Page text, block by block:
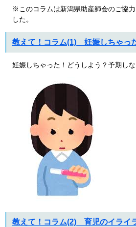
※このコラムは新潟県助産師会のご協
した。
教えて！コラム(1) 妊娠しちゃっ
妊娠しちゃった！どうしよう？予期しな
教えて！コラム(2) 育児のイライ